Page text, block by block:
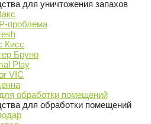
для уничтожения запахов
проблема
Кисс
Бруно
Play
VIC
обработки помещений
для обработки помещений